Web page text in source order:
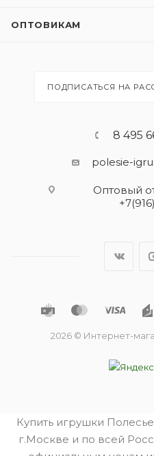
ОПТОВИКАМ
ПОДПИСАТЬСЯ НА
8 495
polesie-
Оптовый
2026 © Интернет-
Купить игрушки
г.Москве и по всей